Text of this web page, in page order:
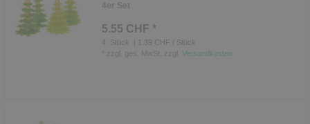
4er Set
5.55 CHF *
4 Stück
| 1.39 CHF / Stück
zzgl. ges. MwSt. zzgl. Versandkosten